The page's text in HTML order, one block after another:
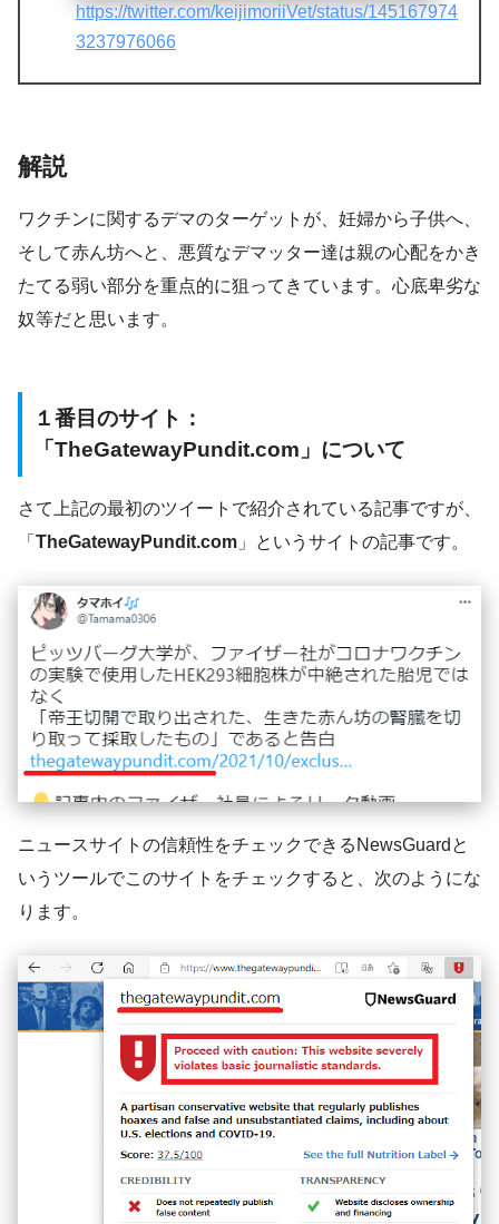
https://twitter.com/keijimoriiVet/status/145167974
3237976066
解説
ワクチンに関するデマのターゲットが、妊婦から子供へ、
そして赤ん坊へと、悪質なデマッター達は親の心配をかき
たてる弱い部分を重点的に狙ってきています。心底卑劣な
奴等だと思います。
１番目のサイト：
「TheGatewayPundit.com」について
さて上記の最初のツイートで紹介されている記事ですが、
「 TheGatewayPundit.com 」というサイトの記事です。
ニュースサイトの信頼性をチェックできるNewsGuardと
いうツールでこのサイトをチェックすると、次のようにな
ります。